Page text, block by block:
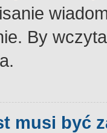
By
musi być